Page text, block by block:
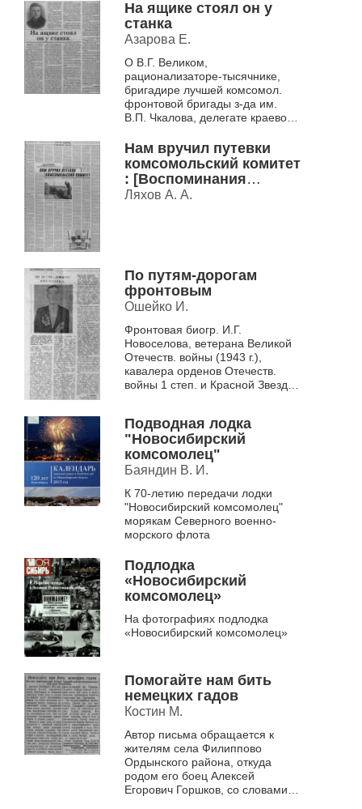
На ящике стоял он у
станка
Азарова Е.
О В.Г. Великом,
рационализаторе-тысячнике,
бригадире лучшей комсомол.
фронтовой бригады з-да им.
В.П. Чкалова, делегате краевого
1945 гг.(до войны - ученик ст.
юных тех...
Нам вручил путевки
комсомольский комитет
: [Воспоминания
журналиста, засл.
комсомольцах, которых
знал, в т.ч. о секретарях
Новосиб. обкома
Е.К.Лигачеве (в разные
годы был перв
Ляхов А. А.
По путям-дорогам
фронтовым
Ошейко И.
Фронтовая биогр. И.Г.
Новоселова, ветерана Великой
Отечеств. войны (1943 г.),
кавалера орденов Отечеств.
войны 1 степ. и Красной Звезды,
Подводная лодка
"Новосибирский
комсомолец"
Баяндин В. И.
К 70-летию передачи лодки
"Новосибирский комсомолец"
морякам Северного военно-
морского флота
Подлодка
«Новосибирский
комсомолец»
На фотографиях подлодка
«Новосибирский комсомолец»
Помогайте нам бить
немецких гадов
Костин М.
Автор письма обращается к
жителям села Филиппово
Ордынского района, откуда
родом его боец Алексей
Егорович Горшков, со словами